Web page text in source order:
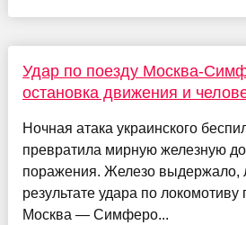
Удар по поезду Москва-
остановка движения и
Ночная атака украинского
превратила мирную железную
поражения. Железо выдержало,
результате удара по
Москва — Симферо...